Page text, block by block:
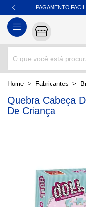
PAGAMENTO
home Fabricantes
Quebra Cabeça
De Criança